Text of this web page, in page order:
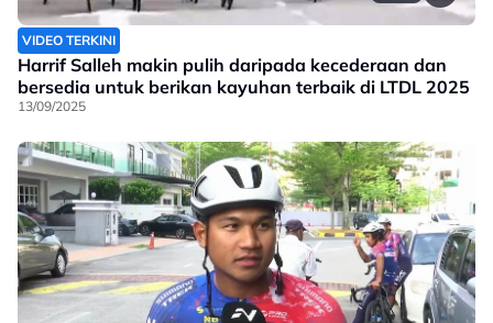
VIDEO TERKINI
Harrif Salleh makin pulih daripada kecederaan dan
bersedia untuk berikan kayuhan terbaik di LTDL 2025
13/09/2025